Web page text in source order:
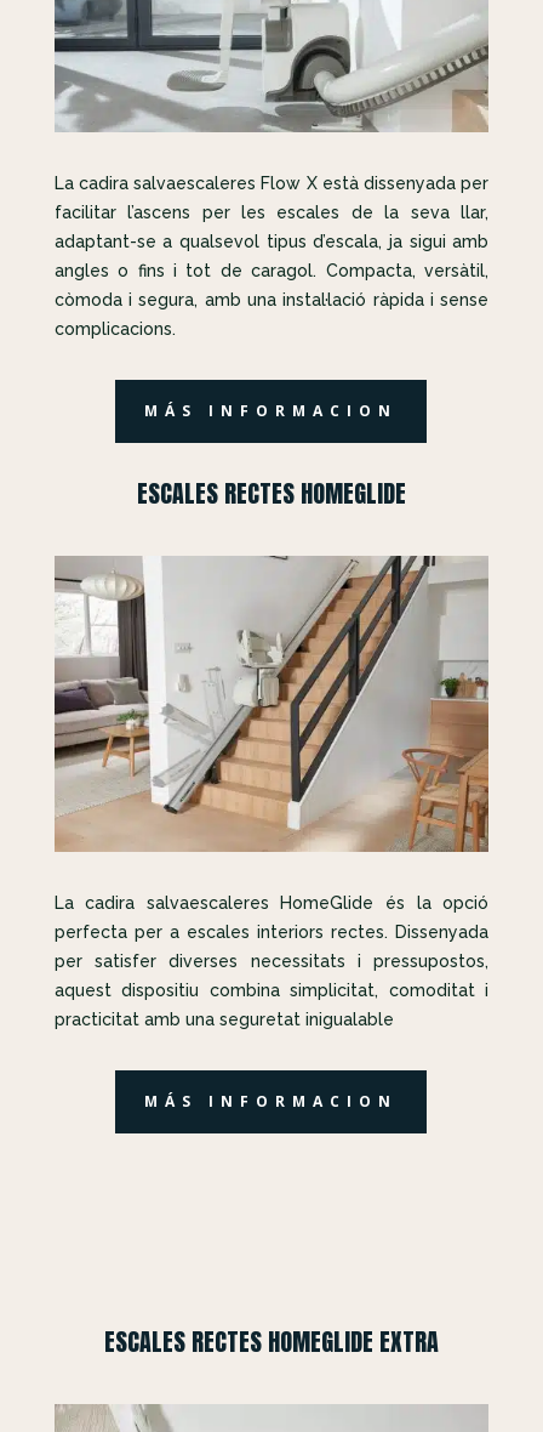
La cadira salvaescaleres Flow X està dissenyada per
facilitar l’ascens per les escales de la seva llar,
adaptant-se a qualsevol tipus d’escala, ja sigui amb
angles o fins i tot de caragol. Compacta, versàtil,
còmoda i segura, amb una instal·lació ràpida i sense
complicacions.
MÁS INFORMACION
ESCALES RECTES HOMEGLIDE
La cadira salvaescaleres HomeGlide és la opció
perfecta per a escales interiors rectes. Dissenyada
per satisfer diverses necessitats i pressupostos,
aquest dispositiu combina simplicitat, comoditat i
practicitat amb una seguretat inigualable
MÁS INFORMACION
ESCALES RECTES HOMEGLIDE EXTRA